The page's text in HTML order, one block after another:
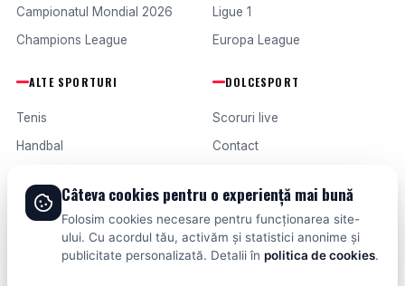
Campionatul Mondial 2026
Champions League
Ligue 1
Europa League
ALTE SPORTURI
Tenis
Handbal
Formula 1
Fotbal intern
Fotbal extern
DOLCESPORT
Scoruri live
Contact
Termeni și condiții
Câteva cookies pentru o experiență mai bună
Folosim cookies necesare pentru funcționarea site-
ului. Cu acordul tău, activăm și statistici anonime și
publicitate personalizată. Detalii în politica de cookies.